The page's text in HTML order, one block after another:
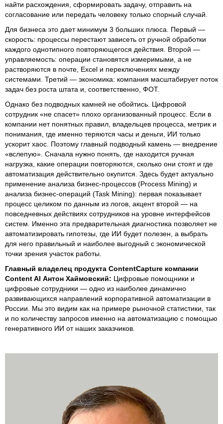
найти расхождения, сформировать задачу, отправить на
согласование или передать человеку только спорный случай.
Для бизнеса это дает минимум 3 больших плюса. Первый —
скорость: процессы перестают зависеть от ручной обработки
каждого однотипного повторяющегося действия. Второй —
управляемость: операции становятся измеримыми, а не
растворяются в почте, Excel и переключениях между
системами. Третий — экономика: компания масштабирует поток
задач без роста штата и, соответственно, ФОТ.
Однако без подводных камней не обойтись. Цифровой
сотрудник «не спасет» плохо организованный процесс. Если в
компании нет понятных правил, владельцев процесса, метрик и
понимания, где именно теряются часы и деньги, ИИ только
ускорит хаос. Поэтому главный подводный камень — внедрение
«вслепую». Сначала нужно понять, где находится ручная
нагрузка, какие операции повторяются, сколько они стоят и где
автоматизация действительно окупится. Здесь будет актуально
применение анализа бизнес-процессов (Process Mining) и
анализа бизнес-операций (Task Mining): первая показывает
процесс целиком по данным из логов, акцент второй — на
повседневных действиях сотрудников на уровне интерфейсов
систем. Именно эта предварительная диагностика позволяет не
автоматизировать гипотезы, где ИИ будет полезен, а выбрать
для него правильный и наиболее выгодный с экономической
точки зрения участок работы.
Главный владелец продукта ContentCapture компании
Content AI Антон Хаймовский: Цифровые помощники и
цифровые сотрудники — одно из наиболее динамично
развивающихся направлений корпоративной автоматизации в
России. Мы это видим как на примере рыночной статистики, так
и по количеству запросов именно на автоматизацию с помощью
генеративного ИИ от наших заказчиков.